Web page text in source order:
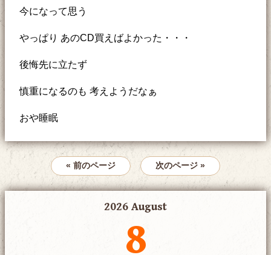
今になって思う
やっぱり あのCD買えばよかった・・・
後悔先に立たず
慎重になるのも 考えようだなぁ
おや睡眠
« 前のページ 次のページ »
2026 August
8